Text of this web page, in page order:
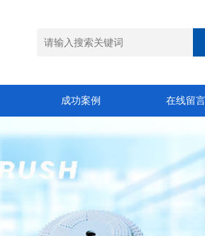
成功案例 在线留言